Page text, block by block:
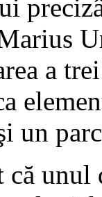
a
un
că